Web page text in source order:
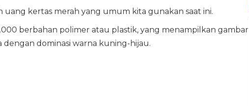
kertas merah yang umum kita gunakan saat ini.
berbahan polimer atau plastik, yang menampilkan gambar
dominasi warna kuning-hijau.